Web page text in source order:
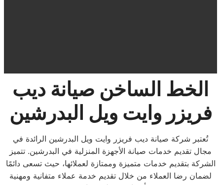
الخط الساخن صيانة ديب
فريزر وايت ويل البدرشين
تُعتبر شركة صيانة ديب فريزر وايت ويل البدرشين الرائدة في
مجال تقديم خدمات صيانة الأجهزة المنزلية في البدرشين. تتميز
الشركة بتقديم خدمات متميزة وممتازة لعملائها، حيث تسعى دائمًا
لضمان رضا العملاء من خلال تقديم خدمة عملاء متفانية ومهنية